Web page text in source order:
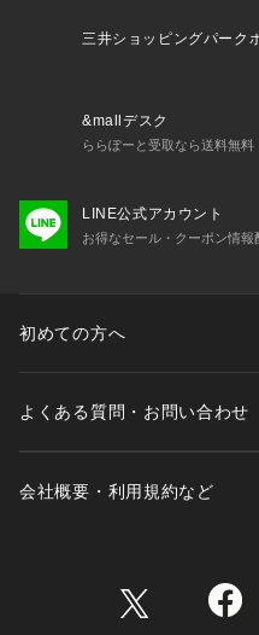
三井ショッピングパーク
&mallデスク
ららぽーと受取なら送料無料
LINE公式アカウント
お得なセール・クーポン情報
初めての方へ
よくある質問・お問い合わせ
会社概要・利用規約など